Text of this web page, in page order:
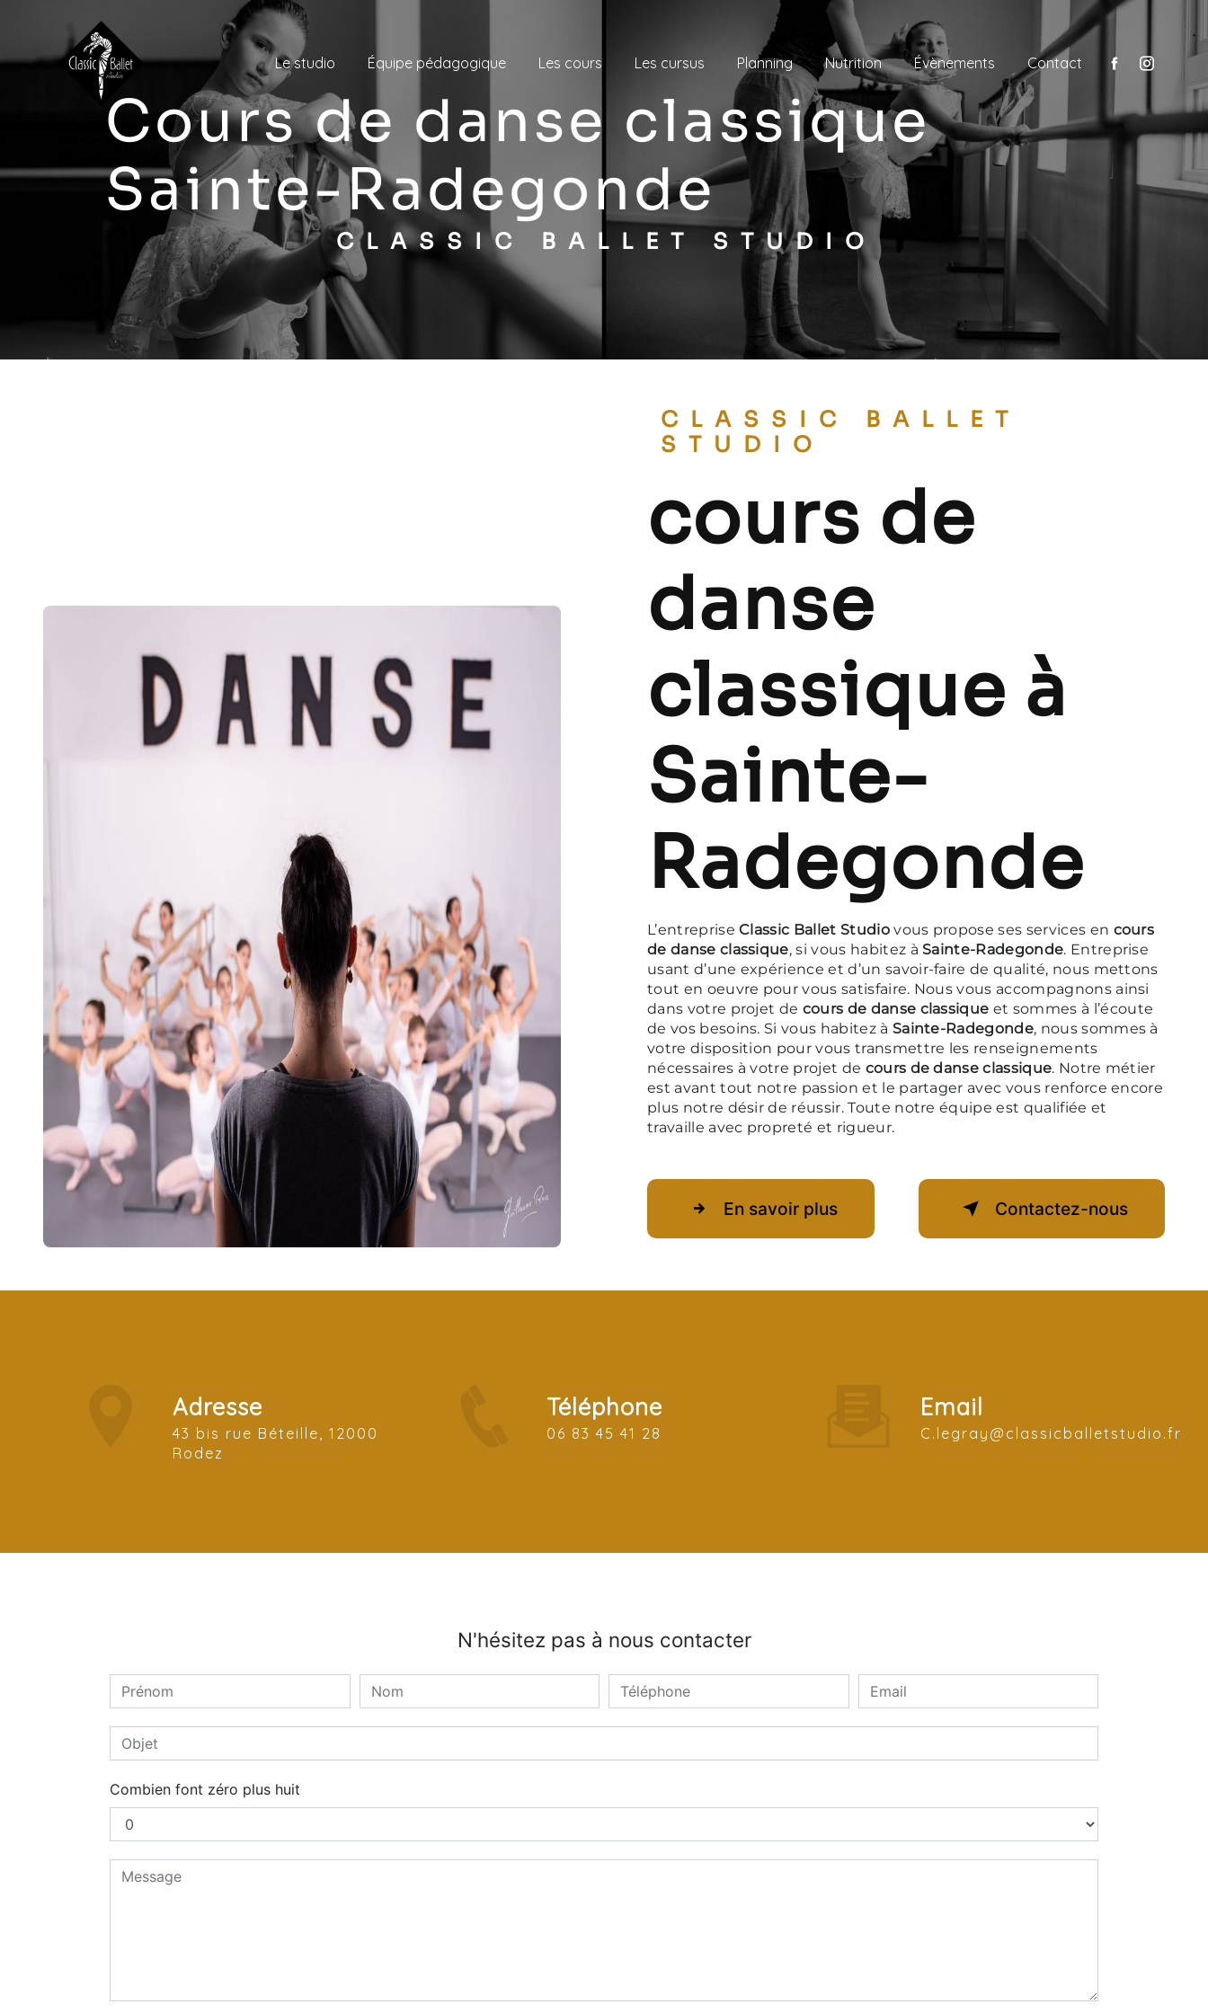
Le studio Équipe pédagogique Les cours Les cursus Planning Nutrition Évènements Contact
cours de danse classique
Sainte-Radegonde
CLASSIC BALLET STUDIO
CLASSIC BALLET
STUDIO
cours de
danse
classique à
Sainte-
Radegonde
L’entrepriseClassic Ballet Studiovous propose ses services en cours
de danse classique, si vous habitez àSainte-Radegonde. Entreprise
usant d’une expérience et d’un savoir-faire de qualité, nous mettons
tout en oeuvre pour vous satisfaire. Nous vous accompagnons ainsi
dans votre projet de cours de danse classique et sommes à l’écoute
de vos besoins. Si vous habitez à Sainte-Radegonde, nous sommes à
votre disposition pour vous transmettre les renseignements
nécessaires à votre projet de cours de danse classique. Notre métier
est avant tout notre passion et le partager avec vous renforce encore
plus notre désir de réussir. Toute notre équipe est qualifiée et
travaille avec propreté et rigueur.
En savoir plus Contactez-nous
Adresse
43 bis rue Béteille, 12000
Rodez
Téléphone
06 83 45 41 28
Email
c.legray@classicballetstudio.fr
N'hésitez pas à nous contacter
Combien font zéro plus huit